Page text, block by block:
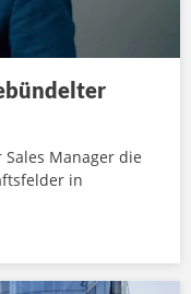
Manager die
in